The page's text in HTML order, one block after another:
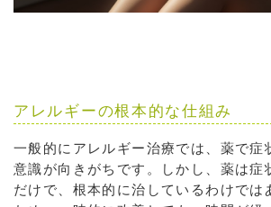
アレルギーの根本的な仕組み
一般的にアレルギー治療では、薬で症
意識が向きがちです。しかし、薬は症
だけで、根本的に治しているわけでは